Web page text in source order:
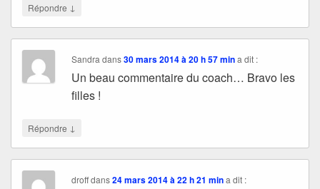
Répondre ↓
Sandra dans30 mars 2014 à 20 h 57 min a dit :
Un beau commentaire du coach… Bravo les
filles !
Répondre ↓
droffdans24 mars 2014 à 22 h 21 min a dit :